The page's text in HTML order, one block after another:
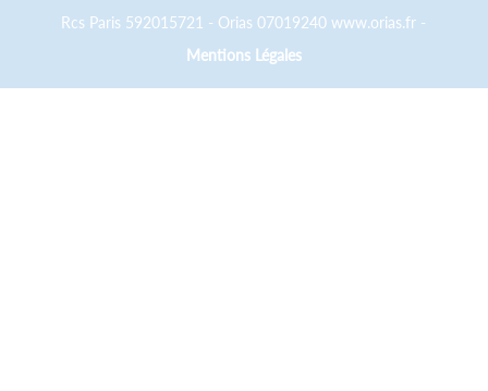
Rcs Paris 592015721 - Orias 07019240 www.orias.fr -
Mentions Légales